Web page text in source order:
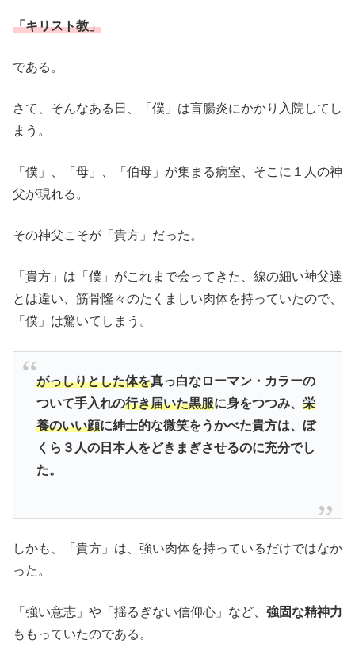
「キリスト教」
である。
さて、そんなある日、「僕」は盲腸炎にかかり入院してし
まう。
「僕」、「母」、「伯母」が集まる病室、そこに１人の神
父が現れる。
その神父こそが「貴方」だった。
「貴方」は「僕」がこれまで会ってきた、線の細い神父達
とは違い、筋骨隆々のたくましい肉体を持っていたので、
「僕」は驚いてしまう。
がっしりとした体を真っ白なローマン・カラーの
ついて手入れの行き届いた黒服に身をつつみ、 栄
養のいい顔に紳士的な微笑をうかべた貴方は、ぼ
くら３人の日本人をどきまぎさせるのに充分でし
た。
しかも、「貴方」は、強い肉体を持っているだけではなか
った。
「強い意志」や「揺るぎない信仰心」など、 強固な精神力
ももっていたのである。